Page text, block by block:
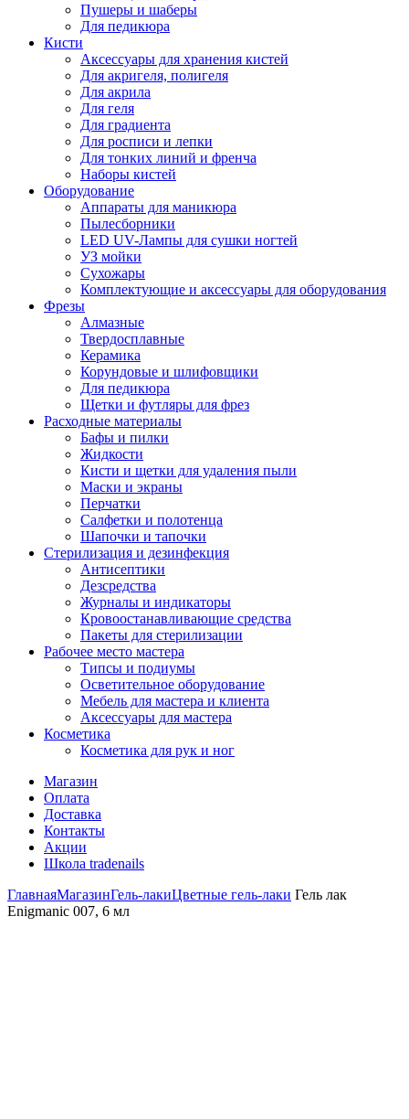
Пушеры и шаберы
Для педикюра
Кисти
Аксессуары для хранения кистей
Для акригеля, полигеля
Для акрила
Для геля
Для градиента
Для росписи и лепки
Для тонких линий и френча
Наборы кистей
Оборудование
Аппараты для маникюра
Пылесборники
LED UV-Лампы для сушки ногтей
УЗ мойки
Сухожары
Комплектующие и аксессуары для оборудования
Фрезы
Алмазные
Твердосплавные
Керамика
Корундовые и шлифовщики
Для педикюра
Щетки и футляры для фрез
Расходные материалы
Бафы и пилки
Жидкости
Кисти и щетки для удаления пыли
Маски и экраны
Перчатки
Салфетки и полотенца
Шапочки и тапочки
Стерилизация и дезинфекция
Антисептики
Дезсредства
Журналы и индикаторы
Кровоостанавливающие средства
Пакеты для стерилизации
Рабочее место мастера
Типсы и подиумы
Осветительное оборудование
Мебель для мастера и клиента
Аксессуары для мастера
Косметика
Косметика для рук и ног
Магазин
Оплата
Доставка
Контакты
Акции
Школа tradenails
ГлавнаяМагазинГель-лакиЦветные гель-лаки Гель лак
Enigmanic 007, 6 мл